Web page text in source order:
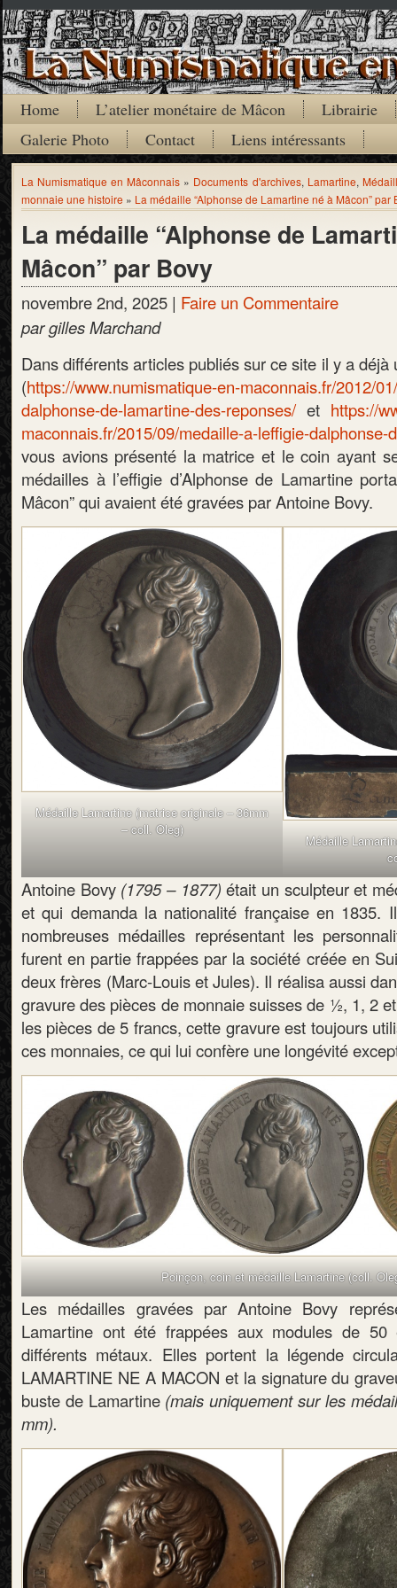
Home L’atelier monétaire de Mâcon
Librairie
Galerie Photo
Contact Liens intéressants
La Numismatique en Mâconnais » Documents d'archives, Lamartine,
monnaie une histoire » La médaille “Alphonse de Lamartine né à Mâcon” par
La médaille “Alphonse de
Mâcon” par Bovy
novembre 2nd, 2025 | Faire un Commentaire
par gilles Marchand
Dans différents articles publiés sur ce site il y a déjà
(https://www.numismatique-en-maconnais.fr/2012/
dalphonse-de-lamartine-des-reponses/ et https://
maconnais.fr/2015/09/medaille-a-leffigie-dalphonse-
vous avions présenté la matrice et le coin ayant
médailles à l’effigie d’Alphonse de Lamartine
Mâcon” qui avaient été gravées par Antoine Bovy.
Médaille Lamartine (matrice originale – 36mm
– coll. Oleg)
Médaille
Antoine Bovy (1795 – 1877)était un sculpteur et
et qui demanda la nationalité française en 1835.
nombreuses médailles représentant les
furent en partie frappées par la société créée en
deux frères (Marc-Louis et Jules). Il réalisa aussi
gravure des pièces de monnaie suisses de ½, 1, 2
les pièces de 5 francs, cette gravure est toujours
ces monnaies, ce qui lui confère une longévité
Poinçon, coin et médaille Lamartine (coll.
Les médailles gravées par Antoine Bovy
Lamartine ont été frappées aux modules de
différents métaux. Elles portent la légende
LAMARTINE NE A MACON et la signature du
buste de Lamartine (mais uniquement sur les
mm).